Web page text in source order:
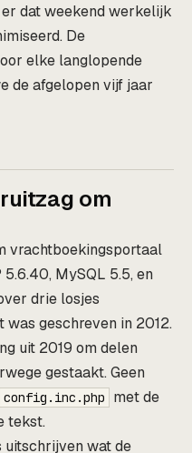
dat weekend werkelijk
De
elke langlopende
de afgelopen vijf jaar
om
vrachtboekingsportaal
MySQL 5.5, en
drie losjes
geschreven in 2012.
uit 2019 om delen
gestaakt. Geen
config.inc.php
met de
tekst.
uitschrijven wat de